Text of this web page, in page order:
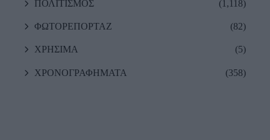
ΠΟΛΙΤΙΣΜΟΣ (1,118)
ΦΩΤΟΡΕΠΟΡΤΑΖ (82)
ΧΡΗΣΙΜΑ (5)
ΧΡΟΝΟΓΡΑΦΗΜΑΤΑ (358)